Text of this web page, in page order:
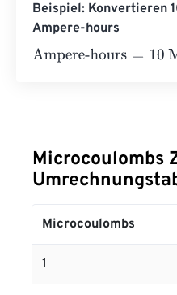
Beispiel: Konvertieren
Ampere-hours
Ampere-hours=10
Microcoulombs
Microcoulombs
1